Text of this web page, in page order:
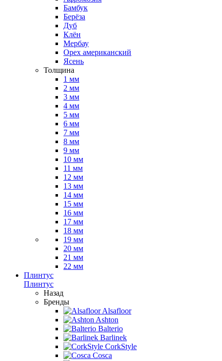
Бамбук
Берёза
Дуб
Клён
Мербау
Орех американский
Ясень
Толщина
1 мм
2 мм
3 мм
4 мм
5 мм
6 мм
7 мм
8 мм
9 мм
10 мм
11 мм
12 мм
13 мм
14 мм
15 мм
16 мм
17 мм
18 мм
19 мм
20 мм
21 мм
22 мм
Плинтус
Плинтус
Назад
Бренды
Alsafloor
Ashton
Balterio
Barlinek
CorkStyle
Cosca